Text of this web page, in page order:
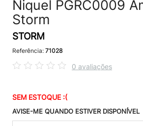
Niquel PGRC0009
Storm
STORM
Referência: 71028
0 avaliações
SEM ESTOQUE :(
AVISE-ME QUANDO ESTIVER DISPONÍVEL